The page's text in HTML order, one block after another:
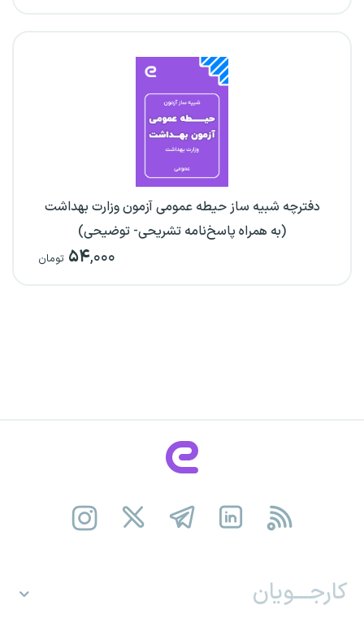
دفترچه شبیه ساز حیطه عمومی آزمون وزارت بهداشت
(به همراه پاسخ‌نامه تشریحی- توضیحی)
۵۴,۰۰۰ تومان
کارجـــویان